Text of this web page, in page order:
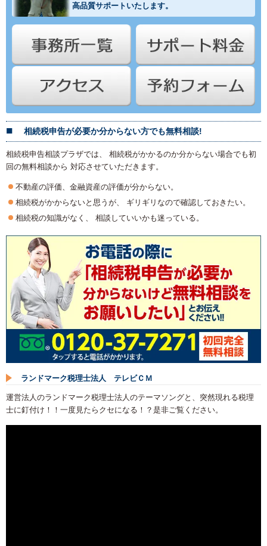
高品質サポートいたします。
相続税申告が必要か分からない方でも無料相談!
相続税申告相談プラザでは、 相続税がかかるのか分からない場合でも初
回の無料相談から 対応させていただきます。
不動産の評価、金融資産の評価が分からない。
相続税がかからないと思うが、 ギリギリなので確認しておきたい。
相続税の知識がなく、 相談していいかも迷っている。
ランドマーク税理士法人 テレビＣＭ
運営法人のランドマーク税理士法人のテーマソングと、突然現れる税理
士に釘付け！！一度見たらクセになる！？是非ご覧ください。